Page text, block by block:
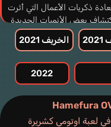
ذكريات الأعمال التي أثرت
بعض الأنميات الجديدة
عالم الأنمي، وهذه القائمة تعكس
الخريف 2021
2022
Hamefura
لعبة اوتومي كشريرة